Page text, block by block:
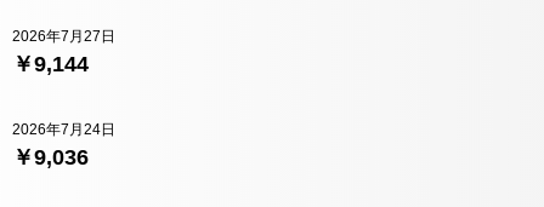
￥9,144
2026年7月27日
￥9,036
2026年7月24日